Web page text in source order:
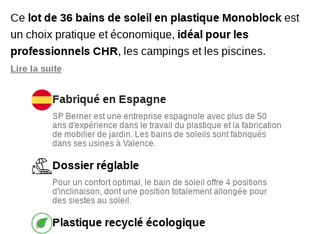
Ce lot de 36 bains de soleil en plastique Monoblock est
un choix pratique et économique, idéal pour les
professionnels CHR, les campings et les piscines.
Empilables
aisément et résistent bien au vent. Solides, durables et
résistants aux rayons U.V
. et aux intempéries, ils sont
une solution durable.
que ledossier réglablesur quatre positions assure un
confort optimal. Avec 191 cm de profondeur, ils
conviennent aux personnes de grande taille, et le
revêtement ajouré permet une bonne circulation de l’air.
Lire la suite
Fabriqué en Espagne
SP Berner est une entreprise espagnole avec plus de 50
ans d'expérience dans le travail du plastique et la fabrication
de mobilier de jardin. Les bains de soleils sont fabriqués
dans ses usines à Valence.
Dossier réglable
Pour un confort optimal, le bain de soleil offre 4 positions
d'inclinaison, dont une position totalement allongée pour
des siestes au soleil.
Plastique recyclé écologique